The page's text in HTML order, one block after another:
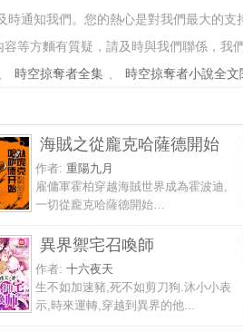
時通知我們。您的熱心是對我們最大的支
容等方麵有質疑，請及時與我們聯係，我
、 時空掠奪者全集 、 時空掠奪者小說全文
海賊之從龐克哈薩德開始
作者: 重陽九月
雇傭軍霍柏穿越海賊世界成為霍波迪,
一切從龐克哈薩德開始…
異界禦宅召喚師
作者: 十六夜天
生不如加速豬,死不如剪刀狗.沐小小表
示,時來運轉,穿越到異界的他...